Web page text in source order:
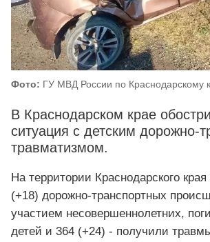
Фото: ГУ МВД России по Краснодарскому
В Краснодарском крае
ситуация с детским дорожно-
травматизмом.
На территории Краснодарского
(+18) дорожно-транспортных
участием несовершеннолетних,
детей и 364 (+24) - получили